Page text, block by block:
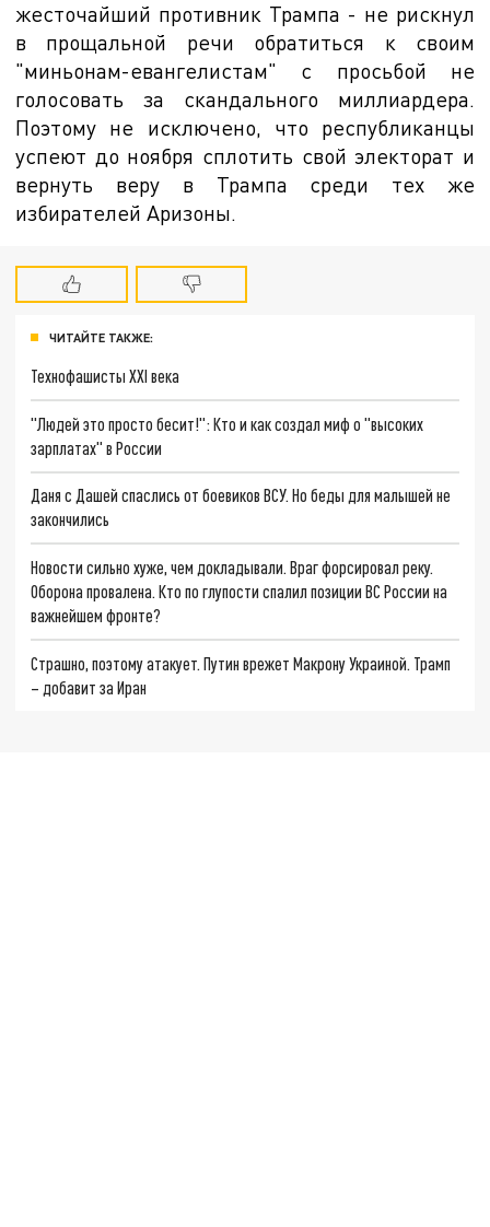
жесточайший противник Трампа - не рискнул
в прощальной речи обратиться к своим
"миньонам-евангелистам" с просьбой не
голосовать за скандального миллиардера.
Поэтому не исключено, что республиканцы
успеют до ноября сплотить свой электорат и
вернуть веру в Трампа среди тех же
избирателей Аризоны.
ЧИТАЙТЕ ТАКЖЕ:
Технофашисты XXI века
"Людей это просто бесит!": Кто и как создал миф о "высоких
зарплатах" в России
Даня с Дашей спаслись от боевиков ВСУ. Но беды для малышей не
закончились
Новости сильно хуже, чем докладывали. Враг форсировал реку.
Оборона провалена. Кто по глупости спалил позиции ВС России на
важнейшем фронте?
Страшно, поэтому атакует. Путин врежет Макрону Украиной. Трамп
– добавит за Иран